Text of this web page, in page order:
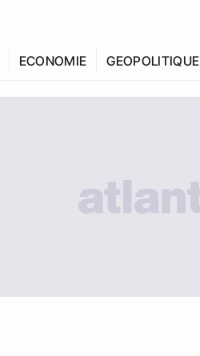
ECONOMIE GEOPOLITIQUE